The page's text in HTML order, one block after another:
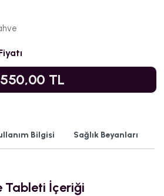
550,00 TL
Bilgisi Sağlık Beyanları
Tableti İçeriği